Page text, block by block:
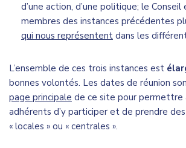
d’une action, d’une politique; le
membres des instances précédentes
qui nous représentent dans les
L’ensemble de ces trois instances est
bonnes volontés. Les dates de réunion
page principale de ce site pour permettre
adhérents d’y participer et de prendre
« locales » ou « centrales ».